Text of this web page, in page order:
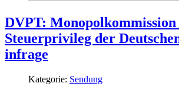
DVPT:
Steuerprivileg der
infrage
Kategorie: Sendung